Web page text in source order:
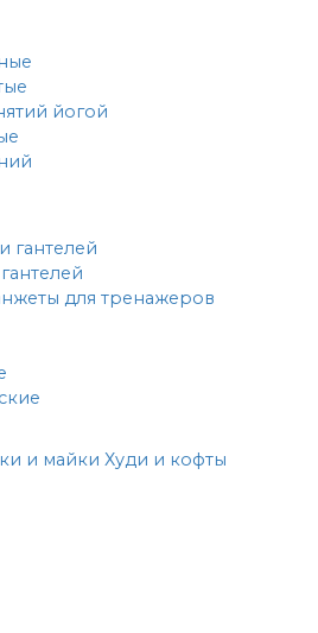
йогой
гантелей
для тренажеров
и майки Худи и кофты